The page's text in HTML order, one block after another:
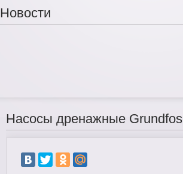
Новости
Насосы дренажные Grundfos